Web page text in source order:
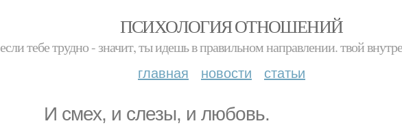
ПСИХОЛОГИЯ ОТНОШЕНИЙ
если тебе трудно - значит, ты идешь в правильном направлении. твой
главная новости статьи
И смех, и слезы, и любовь.